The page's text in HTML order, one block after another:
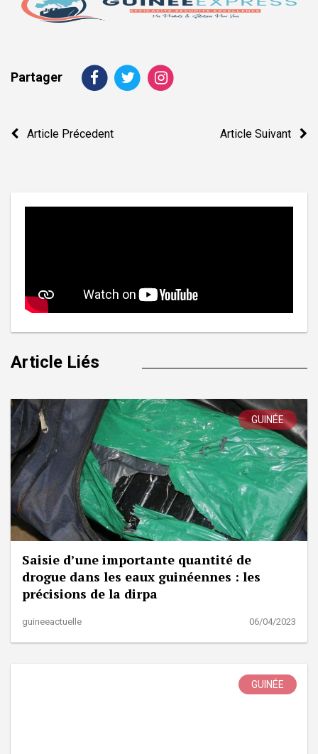
Partager
Navigation
Article Précedent Article Suivant
Article Liés
GUINÉE
Saisie d’une importante quantité de
drogue dans les eaux guinéennes : les
précisions de la dirpa
guineeactuelle 06/04/2023
GUINÉE